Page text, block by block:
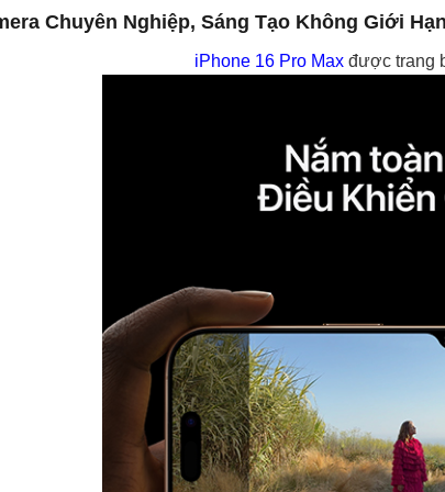
Chuyên Nghiệp, Sáng Tạo Không Giới Hạn
iPhone 16 Pro Max được trang